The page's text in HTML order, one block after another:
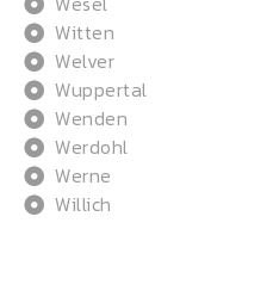
Witten
Welver
Wuppertal
Wenden
Werdohl
Werne
Willich